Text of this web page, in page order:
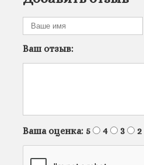
Ваш отзыв:
Ваша оценка: 5 4 3 2